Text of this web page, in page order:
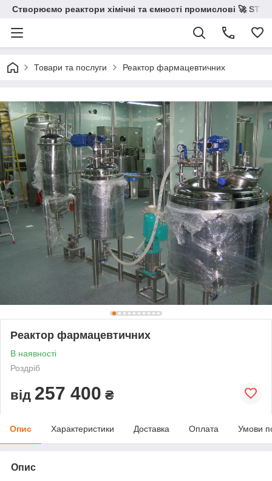
Створюємо реактори хімічні та ємності промислові 🚀
Товари та послуги Реактор фармацевтичних
Реактор фармацевтичних
В наявності
Роздріб
від 257 400 ₴
Опис Характеристики Доставка Оплата Умови
Опис